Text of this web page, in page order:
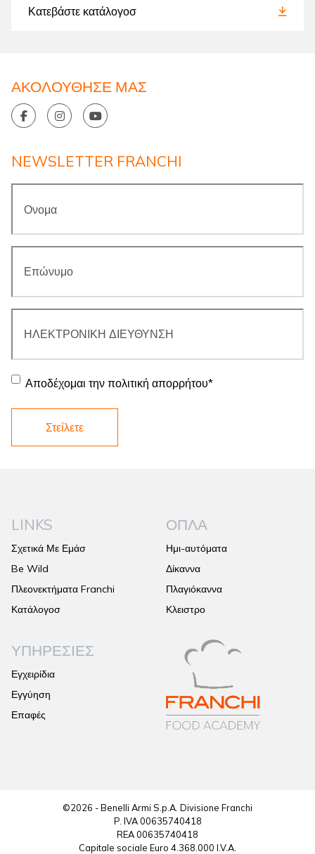
Κατεβάστε κατάλογοσ
ΑΚΟΛΟΥΘΗΣΕ ΜΑΣ
NEWSLETTER FRANCHI
ΔΙΕΥΘΥΝΣΗ*
Συγκατάθεση*
Αποδέχομαι την πολιτική απορρήτου*
LINKS
Σχετικά Με Εμάσ
Be Wild
Πλεονεκτήματα Franchi
Κατάλογοσ
ΌΠΛΑ
Ημι-αυτόματα
Δίκαννα
Πλαγιόκαννα
Κλειστρο
ΥΠΗΡΕΣΊΕΣ
Εγχειρίδια
Εγγύηση
Επαφές
©2026 - Benelli Armi S.p.A. Divisione Franchi
P. IVA 00635740418
REA 00635740418
Capitale sociale Euro 4.368.000 I.V.A.